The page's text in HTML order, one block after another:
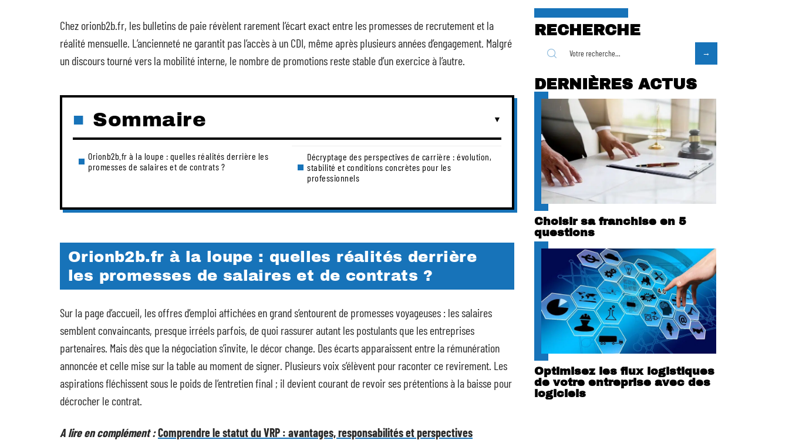
Chez orionb2b.fr, les bulletins de paie révèlent rarement l’écart exact entre les promesses de recrutement et la
réalité mensuelle. L’ancienneté ne garantit pas l’accès à un CDI, même après plusieurs années d’engagement. Malgré
un discours tourné vers la mobilité interne, le nombre de promotions reste stable d’un exercice à l’autre.
Sommaire
Orionb2b.fr à la loupe : quelles réalités derrière les
promesses de salaires et de contrats ?
Décryptage des perspectives de carrière : évolution,
stabilité et conditions concrètes pour les
professionnels
Orionb2b.fr à la loupe : quelles réalités derrière
les promesses de salaires et de contrats ?
Sur la page d’accueil, les offres d’emploi affichées en grand s’entourent de promesses voyageuses : les salaires
semblent convaincants, presque irréels parfois, de quoi rassurer autant les postulants que les entreprises
partenaires. Mais dès que la négociation s’invite, le décor change. Des écarts apparaissent entre la rémunération
annoncée et celle mise sur la table au moment de signer. Plusieurs voix s’élèvent pour raconter ce revirement. Les
aspirations fléchissent sous le poids de l’entretien final ; il devient courant de revoir ses prétentions à la baisse pour
décrocher le contrat.
A lire en complément :Comprendre le statut du VRP : avantages, responsabilités et perspectives
RECHERCHE
DERNIÈRES ACTUS
Choisir sa franchise en 5
questions
Optimisez les flux logistiques
de votre entreprise avec des
logiciels